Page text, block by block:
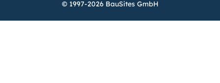
© 1997-2026 BauSites GmbH